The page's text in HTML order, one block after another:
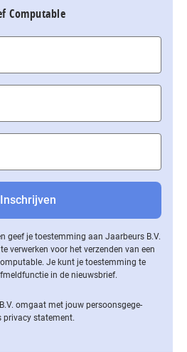
Computable
geef je toestemming aan Jaarbeurs B.V.
verwerken voor het verzenden van een
Je kunt je toestemming te
in de nieuwsbrief.
omgaat met jouw per­soons­ge­ge­
privacy statement.